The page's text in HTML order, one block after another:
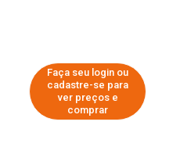
Faça seu login ou
cadastre-se para
ver preços e
comprar